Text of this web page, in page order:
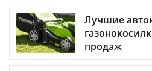
Лучшие
продаж